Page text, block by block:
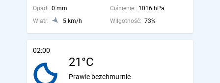
Opad: 0 mm Ciśnienie: 1016 hPa
Wiatr:
5 km/h Wilgotność: 73%
02:00
21°C
Prawie bezchmurnie